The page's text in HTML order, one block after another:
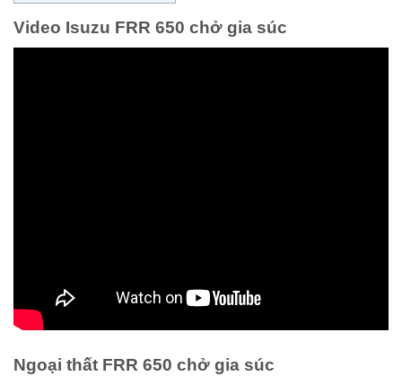
Video Isuzu FRR 650 chở gia súc
Ngoại thất FRR 650 chở gia súc